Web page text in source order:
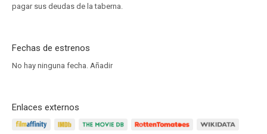
pagar sus deudas de la taberna.
Fechas de estrenos
No hay ninguna fecha. Añadir
Enlaces externos